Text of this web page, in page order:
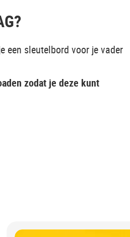
een sleutelbord voor je vader
zodat je deze kunt